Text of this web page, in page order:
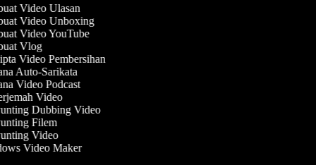
Video Ulasan
Video Unboxing
Video YouTube
Vlog
Video Pembersihan
Auto-Sarikata
Video Podcast
Video
Dubbing Video
Filem
Video
Video Maker